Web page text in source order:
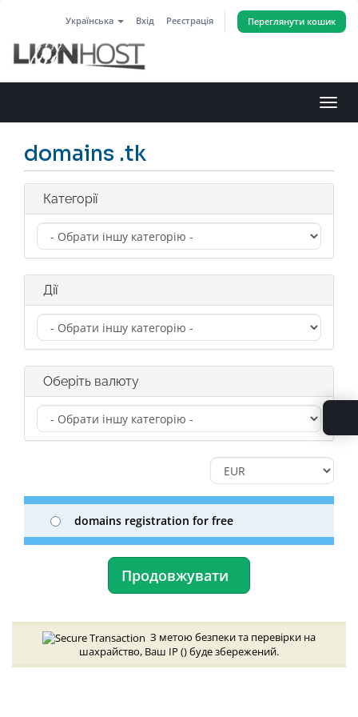
Українська Вхід Реєстрація Переглянути кошик
domains .tk
Категорії
Дії
Оберіть валюту
domains registration for free
Продовжувати
З метою безпеки та перевірки на
шахрайство, Ваш IP () буде збережений.